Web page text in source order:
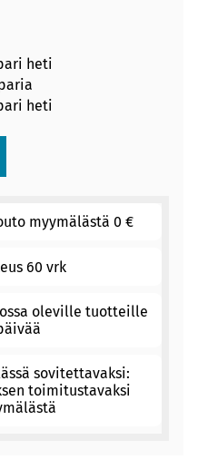
heti
heti
myymälästä 0 €
60 vrk
oleville tuotteille
sovitettavaksi:
toimitustavaksi